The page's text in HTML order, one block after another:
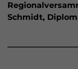
Schmidt,